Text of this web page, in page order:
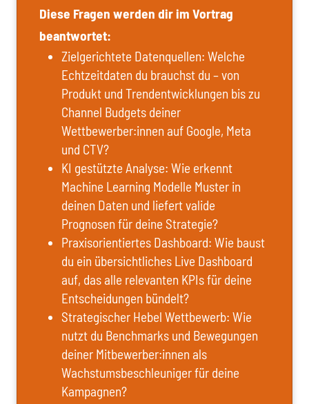
Diese Fragen werden dir im Vortrag
beantwortet:
Zielgerichtete Datenquellen: Welche
Echtzeitdaten du brauchst du – von
Produkt und Trendentwicklungen bis zu
Channel Budgets deiner
Wettbewerber:innen auf Google, Meta
und CTV?
KI gestützte Analyse: Wie erkennt
Machine Learning Modelle Muster in
deinen Daten und liefert valide
Prognosen für deine Strategie?
Praxisorientiertes Dashboard: Wie baust
du ein übersichtliches Live Dashboard
auf, das alle relevanten KPIs für deine
Entscheidungen bündelt?
Strategischer Hebel Wettbewerb: Wie
nutzt du Benchmarks und Bewegungen
deiner Mitbewerber:innen als
Wachstumsbeschleuniger für deine
Kampagnen?